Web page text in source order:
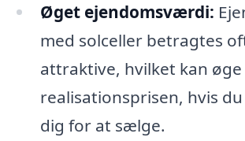
Øget ejendomsværdi:
med solceller betragtes
attraktive, hvilket kan øge
realisationsprisen, hvis
dig for at sælge.